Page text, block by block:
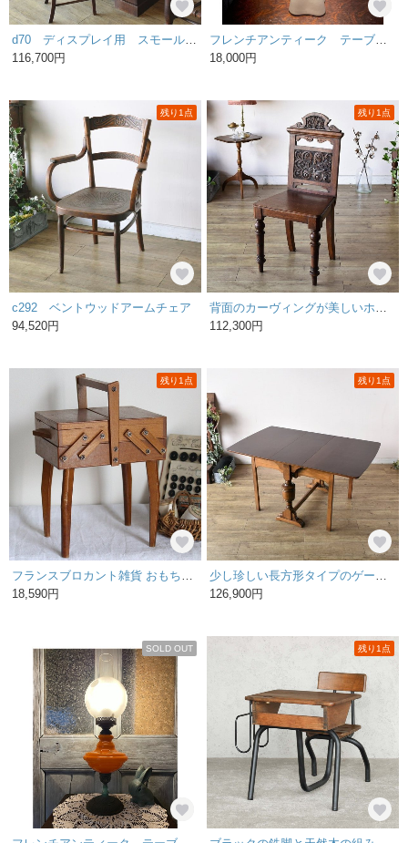
116,700円
18,000円
残り1点
c292 ベントウッドアームチェア
94,520円
残り1点
112,300円
残り1点
18,590円
残り1点
126,900円
SOLD OUT 残り1点